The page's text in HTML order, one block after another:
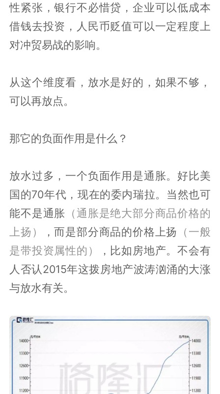
性紧张，银行不必惜贷，企业可以低成本
借钱去投资，人民币贬值可以一定程度上
对冲贸易战的影响。
从这个维度看，放水是好的，如果不够，
可以再放点。
那它的负面作用是什么？
放水过多，一个负面作用是通胀。好比美
国的70年代，现在的委内瑞拉。当然也可
能不是通胀 （通胀是绝大部分商品价格的
上扬）
，而是部分商品的价格上扬 （一般
是带投资属性的）
，比如房地产。不会有
人否认2015年这拨房地产波涛汹涌的大涨
与放水有关。